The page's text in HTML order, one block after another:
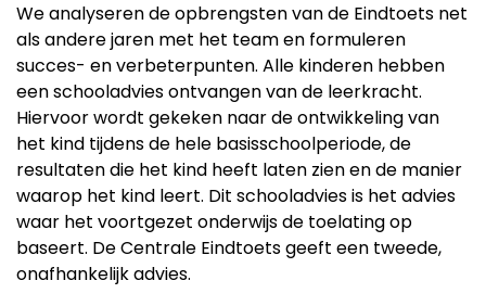
We analyseren de opbrengsten van de Eindtoets net
als andere jaren met het team en formuleren
succes- en verbeterpunten. Alle kinderen hebben
een schooladvies ontvangen van de leerkracht.
Hiervoor wordt gekeken naar de ontwikkeling van
het kind tijdens de hele basisschoolperiode, de
resultaten die het kind heeft laten zien en de manier
waarop het kind leert. Dit schooladvies is het advies
waar het voortgezet onderwijs de toelating op
baseert. De Centrale Eindtoets geeft een tweede,
onafhankelijk advies.